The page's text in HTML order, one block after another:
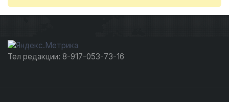
Тел редакции: 8-917-053-73-16